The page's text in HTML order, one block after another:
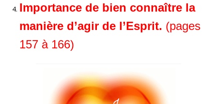
Importance de bien connaître la
manière d’agir de l’Esprit. (pages
157 à 166)